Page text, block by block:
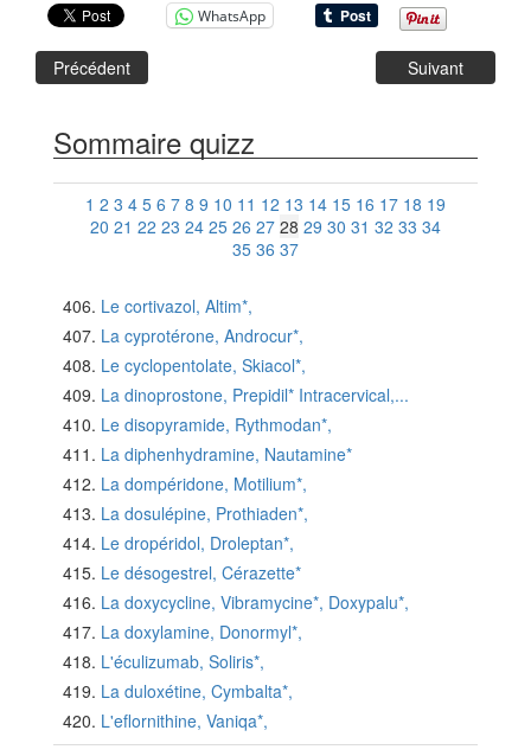
WhatsApp
Précédent Suivant
Sommaire quizz
1 2 3 4 5 6 7 8 9 10 11 12 13 14 15 16 17 18 19
20 21 22 23 24 25 26 27 28 29 30 31 32 33 34
35 36 37
Le cortivazol, Altim*,
La cyprotérone, Androcur*,
Le cyclopentolate, Skiacol*,
La dinoprostone, Prepidil* Intracervical,...
Le disopyramide, Rythmodan*,
La diphenhydramine, Nautamine*
La dompéridone, Motilium*,
La dosulépine, Prothiaden*,
Le dropéridol, Droleptan*,
Le désogestrel, Cérazette*
La doxycycline, Vibramycine*, Doxypalu*,
La doxylamine, Donormyl*,
L'éculizumab, Soliris*,
La duloxétine, Cymbalta*,
L'eflornithine, Vaniqa*,